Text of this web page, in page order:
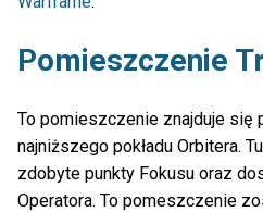
Pomieszczenie
To pomieszczenie znajduje się
najniższego pokładu Orbitera.
zdobyte punkty Fokusu oraz
Operatora. To pomeszczenie